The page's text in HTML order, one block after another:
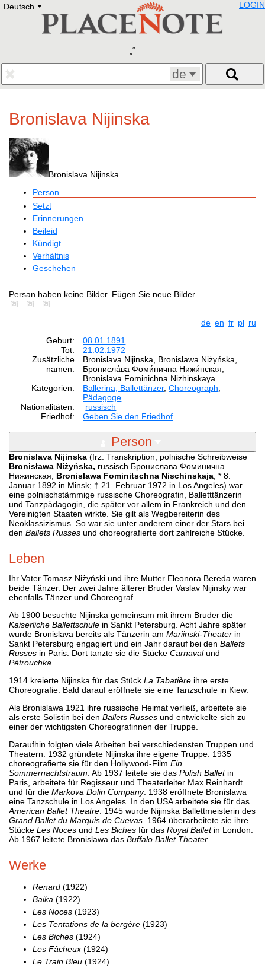
Deutsch E
Deutsch
Francais
Polski
Eestikeelne
LOGIN
de
Bronislava Nijinska
Bronislava Nijinska
Person
Setzt
Erinnerungen
Beileid
Kündigt
Verhältnis
Geschehen
Persan haben keine Bilder. Fügen Sie neue Bilder.
de en fr pl ru
Geburt:
08.01.1891
Tot:
21.02.1972
Zusätzliche
namen:
Bronislava Nijinska, Bronisława Niżyńska,
Бронисла́ва Фоми́нична Нижи́нская,
Bronislava Fominichna Nizhinskaya
Kategorien:
Ballerina, Ballettänzer,Choreograph
Pädagoge
Nationalitäten:
russisch
Friedhof:
Geben Sie den Friedhof
Person
Bronislava Nijinska (frz. Transkription, polnische Schreibweise
Bronisława Niżyńska, russisch Бронислава Фоминична
Нижинская, Bronislawa Fominitschna Nischinskaja; * 8.
Januar 1892 in Minsk; † 21. Februar 1972 in Los Angeles) war
eine polnischstämmige russische Choreografin, Balletttänzerin
und Tanzpädagogin, die später vor allem in Frankreich und den
Vereinigten Staaten wirkte. Sie gilt als Wegbereiterin des
Neoklassizismus. So war sie unter anderem einer der Stars bei
den Ballets Russes und choreografierte dort zahlreiche Stücke.
Leben
Ihr Vater Tomasz Niżyński und ihre Mutter Eleonora Bereda waren
beide Tänzer. Der zwei Jahre älterer Bruder Vaslav Nijinsky war
ebenfalls Tänzer und Choreograf.
Ab 1900 besuchte Nijinska gemeinsam mit ihrem Bruder die
Kaiserliche Ballettschule in Sankt Petersburg. Acht Jahre später
wurde Bronislava bereits als Tänzerin am Mariinski-Theater in
Sankt Petersburg engagiert und ein Jahr darauf bei den Ballets
Russes in Paris. Dort tanzte sie die Stücke Carnavalund
Pétrouchka
1914 kreierte Nijinska für das Stück La Tabatière ihre erste
Choreografie. Bald darauf eröffnete sie eine Tanzschule in Kiew.
Als Bronislawa 1921 ihre russische Heimat verließ, arbeitete sie
als erste Solistin bei den Ballets Russes und entwickelte sich zu
einer der wichtigsten Choreografinnen der Truppe.
Daraufhin folgten viele Arbeiten bei verschiedensten Truppen und
Theatern: 1932 gründete Nijinska ihre eigene Truppe. 1935
choreografierte sie für den Hollywood-Film Ein
Sommernachtstraum . Ab 1937 leitete sie das Polish Balletin
Paris, arbeitete für Regisseur und Theaterleiter Max Reinhardt
und für die Markova Dolin Company. 1938 eröffnete Bronislawa
eine Tanzschule in Los Angeles. In den USA arbeitete sie für das
American Ballet Theatre . 1945 wurde Nijinska Ballettmeisterin des
Grand Ballet du Marquis de Cuevas . 1964 überarbeitete sie ihre
Stücke Les Noces und Les Biches für das Royal Balletin London.
Ab 1967 leitete Bronislawa das Buffalo Ballet Theater
Werke
Renard (1922)
Baika (1922)
Les Noces (1923)
Les Tentations de la bergère (1923)
Les Biches (1924)
Les Fâcheux (1924)
Le Train Bleu (1924)